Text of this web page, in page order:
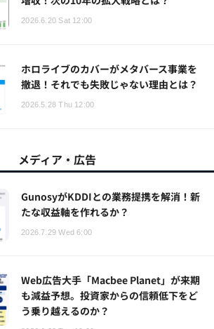
2026.6.20 Sat 12:00
ホロライブのカバーがメタバース事業を
撤退！それでも失敗じゃない理由とは？
2026.5.28 Thu 12:00
メディア・広告
GunosyがKDDIとの業務提携を解消！新
たな収益軸を作れるか？
2026.7.29 Wed 6:00
Web広告大手「Macbee Planet」が来期
も減益予想。投資家からの信頼低下をど
う乗り越えるのか？